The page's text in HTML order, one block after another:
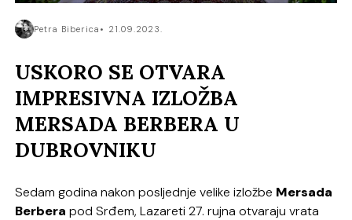
Petra Biberica 21.09.2023.
USKORO SE OTVARA
IMPRESIVNA IZLOŽBA
MERSADA BERBERA U
DUBROVNIKU
Sedam godina nakon posljednje velike izložbe Mersada
Berbera pod Srđem, Lazareti 27. rujna otvaraju vrata